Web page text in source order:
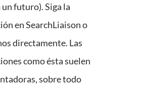
un futuro). Siga la
en SearchLiaison o
directamente. Las
como ésta suelen
sobre todo